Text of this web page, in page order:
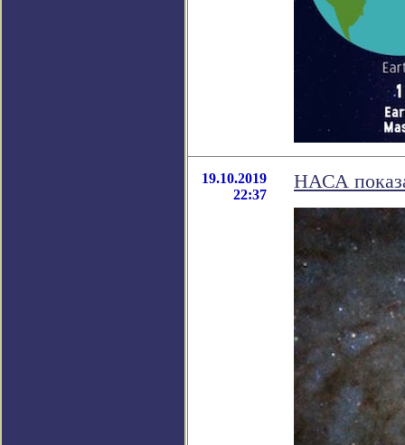
19.10.2019
22:37
НАСА